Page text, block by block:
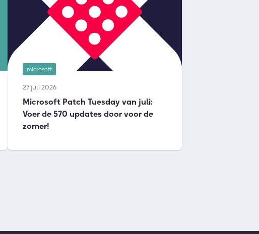
microsoft
27 juli 2026
Microsoft Patch Tuesday van juli:
Voer de 570 updates door voor de
zomer!